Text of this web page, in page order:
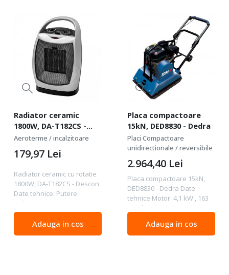
Radiator ceramic
1800W, DA-T182CS -
Descon
Aeroterme / incalzitoare
Radiator ceramic cu rotatie
1800W, DA-T182CS - Descon
Date tehnice: Putere
radiator: 1800 W Trepte
incalzire: 900 / 1800 W
Greutate: 1,6 kg Descriere:
Radiator ceramic electric cu
179,97 Lei
Adauga in cos
Placa compactoare
15kN, DED8830 - Dedra
Placi Compactoare
unidirectionale / reversibile
Placa compactoare 15kN,
DED8830 - Dedra Date
tehnice Motor: 4,1 kW , 163
cmc, benzina Turatii: 3200
550x410 mm Adancime de
compactare: 0-20 cm Forta
2.964,40 Lei
Adauga in cos